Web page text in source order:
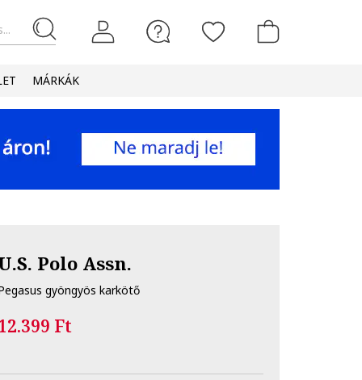
MÁRKÁK
Polo Assn.
gyöngyös karkötő
Ft